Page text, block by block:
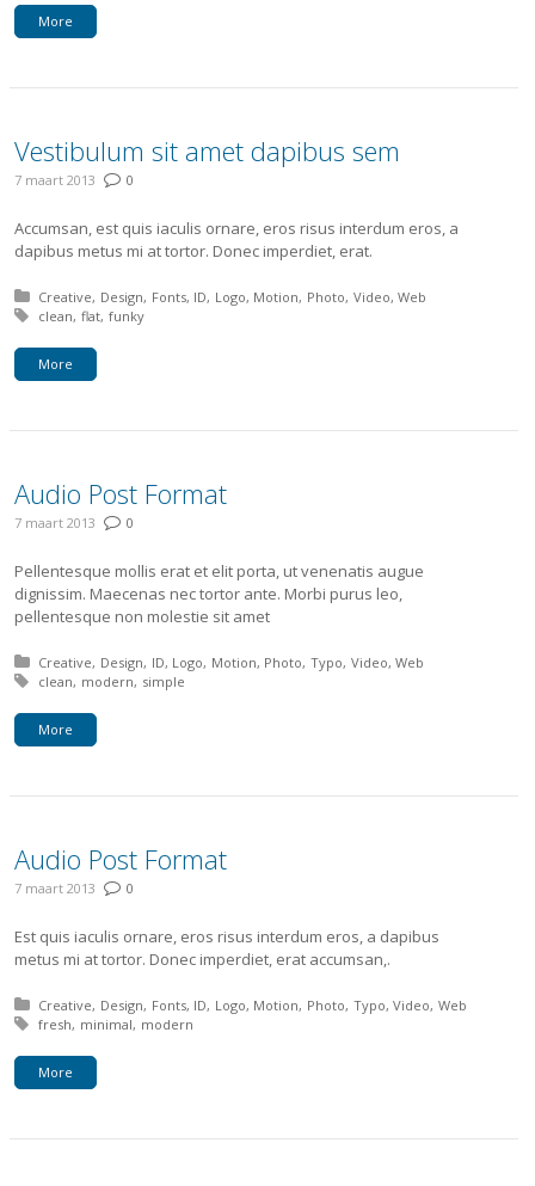
More
Vestibulum sit amet dapibus sem
7 maart 2013 0
Accumsan, est quis iaculis ornare, eros risus interdum eros, a
dapibus metus mi at tortor. Donec imperdiet, erat.
Posted in:
Creative Design Fonts ID Logo Motion Photo Video Web
Tagged with:
clean flat funky
More
Audio Post Format
7 maart 2013 0
Pellentesque mollis erat et elit porta, ut venenatis augue
dignissim. Maecenas nec tortor ante. Morbi purus leo,
pellentesque non molestie sit amet
Posted in:
Creative Design ID Logo Motion Photo Typo Video Web
Tagged with:
clean modern simple
More
Audio Post Format
7 maart 2013 0
Est quis iaculis ornare, eros risus interdum eros, a dapibus
metus mi at tortor. Donec imperdiet, erat accumsan,.
Posted in:
Creative Design Fonts ID Logo Motion Photo Typo Video Web
Tagged with:
fresh minimal modern
More